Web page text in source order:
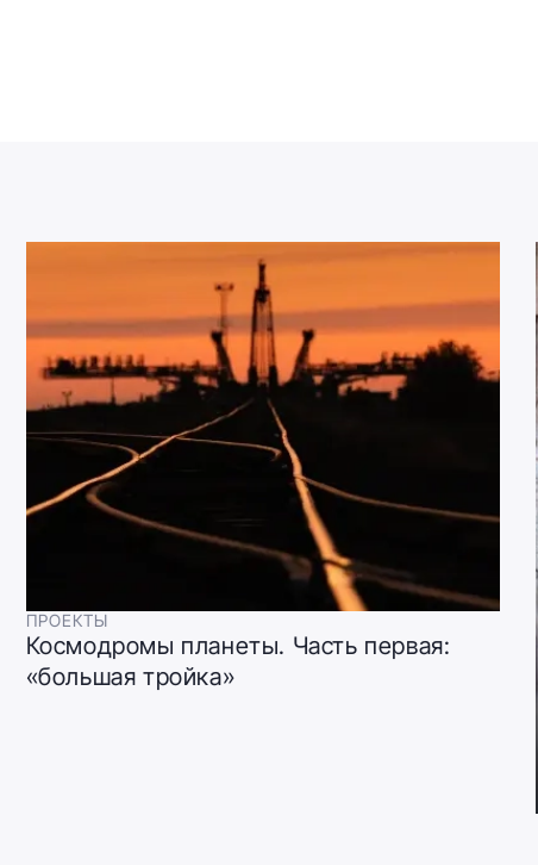
ПРОЕКТЫ
Космодромы планеты. Часть первая:
«большая тройка»